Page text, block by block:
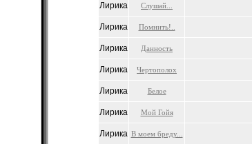
Лирика Слушай...
Лирика Помнить!..
Лирика Данность
Лирика Чертополох
Лирика Белое
Лирика Мой Гойя
Лирика В моем бреду...